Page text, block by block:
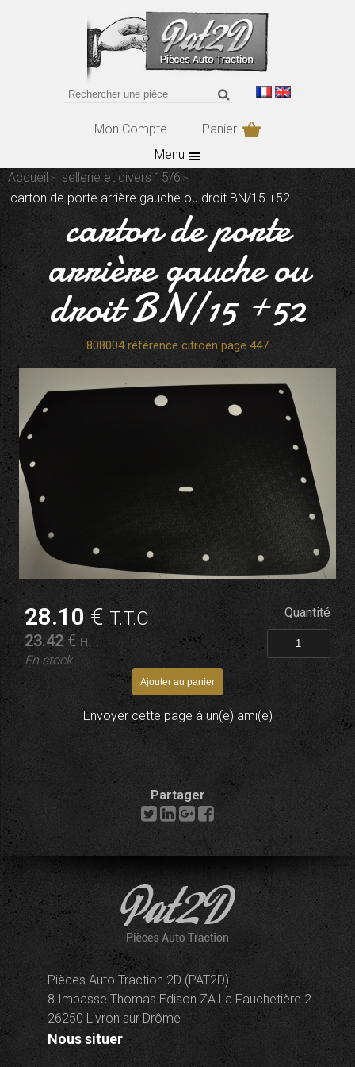
Mon Compte
Panier
Menu
Accueil
sellerie et divers 15/6
carton de porte arrière gauche ou droit BN/15 +52
carton de porte
arrière gauche ou
droit BN/15 +52
808004 référence citroen page 447
28.10 €T.T.C.
23.42 €H.T.
En stock
Quantité
Envoyer cette page à un(e) ami(e)
Partager
Pièces Auto Traction 2D (PAT2D)
8 Impasse Thomas Edison ZA La Fauchetière 2
26250 Livron sur Drôme
Nous situer